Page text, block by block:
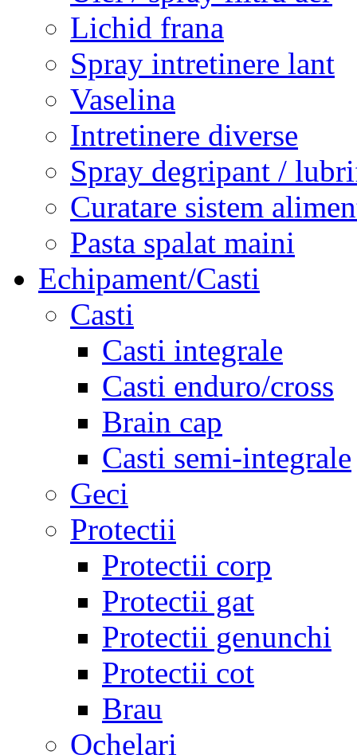
Lichid frana
Spray intretinere lant
Vaselina
Intretinere diverse
Spray degripant /
Curatare sistem
Pasta spalat maini
Echipament/Casti
Casti
Casti integrale
Casti enduro/cross
Brain cap
Casti semi-integrale
Geci
Protectii
Protectii corp
Protectii gat
Protectii genunchi
Protectii cot
Brau
Ochelari